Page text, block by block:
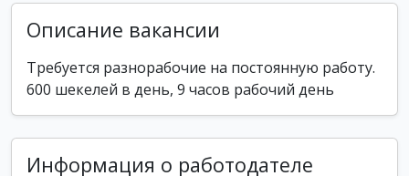
Описание вакансии
Требуется разнорабочие на постоянную работу.
600 шекелей в день, 9 часов рабочий день
Информация о работодателе